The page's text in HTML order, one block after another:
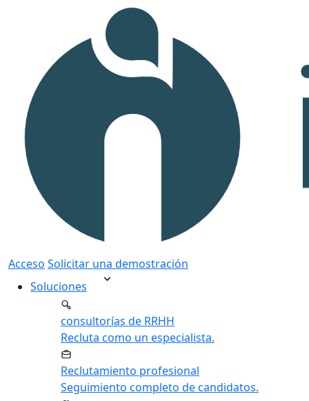
Acceso Solicitar una demostración
Soluciones
consultorías de RRHH
Recluta como un especialista.
Reclutamiento profesional
Seguimiento completo de candidatos.